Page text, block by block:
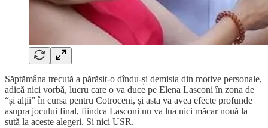
Săptămâna trecută a părăsit-o dîndu-și demisia din motive personale,
adică nici vorbă, lucru care o va duce pe Elena Lasconi în zona de
“și alții” în cursa pentru Cotroceni, și asta va avea efecte profunde
asupra jocului final, fiindca Lasconi nu va lua nici măcar nouă la
sută la aceste alegeri. Si nici USR.